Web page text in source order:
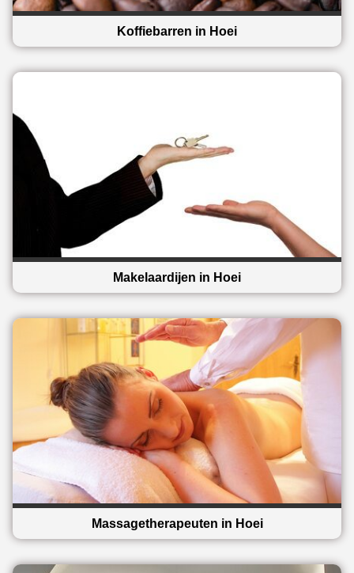
Koffiebarren in Hoei
Makelaardijen in Hoei
Massagetherapeuten in Hoei